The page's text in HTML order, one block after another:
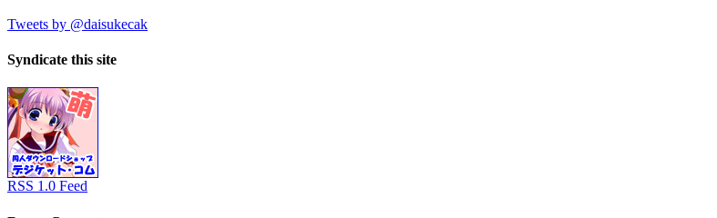
Tweets by @daisukecak
Syndicate this site
RSS 1.0 Feed